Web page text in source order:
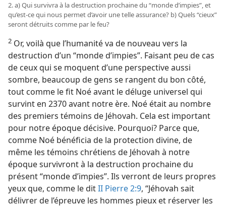
2. a) Qui survivra à la destruction prochaine du “monde d’impies”, et
qu’est-​ce qui nous permet d’avoir une telle assurance? b) Quels “cieux”
seront détruits comme par le feu?
2 Or, voilà que l’humanité va de nouveau vers la
destruction d’un “monde d’impies”. Faisant peu de cas
de ceux qui se moquent d’une perspective aussi
sombre, beaucoup de gens se rangent du bon côté,
tout comme le fit Noé avant le déluge universel qui
survint en 2370 avant notre ère. Noé était au nombre
des premiers témoins de Jéhovah. Cela est important
pour notre époque décisive. Pourquoi? Parce que,
comme Noé bénéficia de la protection divine, de
même les témoins chrétiens de Jéhovah à notre
époque survivront à la destruction prochaine du
présent “monde d’impies”. Ils verront de leurs propres
yeux que, comme le ditII Pierre 2:9, “Jéhovah sait
délivrer de l’épreuve les hommes pieux et réserver les